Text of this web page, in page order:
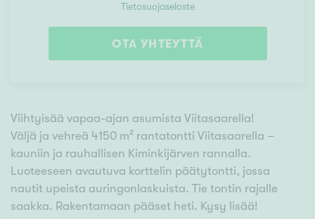
Tietosuojaseloste
OTA YHTEYTTÄ
Viihtyisää vapaa-ajan asumista Viitasaarella!
Väljä ja vehreä 4150 m² rantatontti Viitasaarella –
kauniin ja rauhallisen Kiminkijärven rannalla.
Luoteeseen avautuva korttelin päätytontti, jossa
nautit upeista auringonlaskuista. Tie tontin rajalle
saakka. Rakentamaan pääset heti. Kysy lisää!